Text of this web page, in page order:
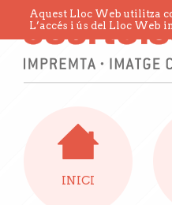
Aquest Lloc Web utilitza
L’accés i ús del Lloc Web
INICI